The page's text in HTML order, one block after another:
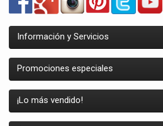
Información y Servicios
Promociones especiales
¡Lo más vendido!